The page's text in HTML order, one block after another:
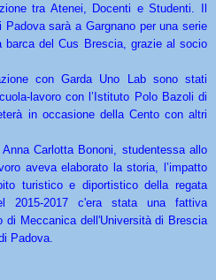
tra Atenei, Docenti e Studenti. Il
sarà a Gargnano per una serie
del Cus Brescia, grazie al socio
con Garda Uno Lab sono stati
lavoro con l’Istituto Polo Bazoli di
in occasione della Cento con altri
Carlotta Bononi, studentessa allo
aveva elaborato la storia, l’impatto
turistico e diportistico della regata
2015-2017 c'era stata una fattiva
di Meccanica dell'Università di Brescia
Padova.